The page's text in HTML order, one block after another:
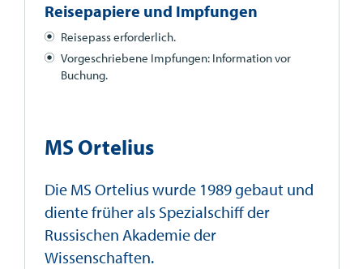
Reisepapiere und Impfungen
Reisepass erforderlich.
Vorgeschriebene Impfungen: Information vor
Buchung.
MS Ortelius
Die MS Ortelius wurde 1989 gebaut und
diente früher als Spezialschiff der
Russischen Akademie der
Wissenschaften.